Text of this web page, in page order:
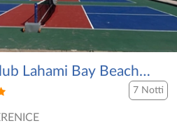
Lahami Bay Beach
7 Notti